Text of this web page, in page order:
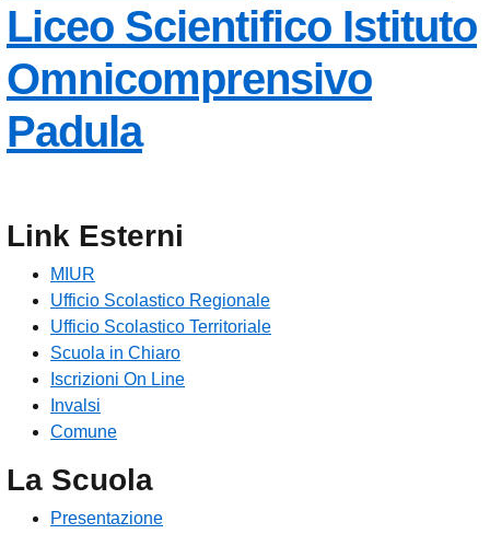
Liceo Scientifico Istituto
Omnicomprensivo
Padula
Link Esterni
MIUR
Ufficio Scolastico Regionale
Ufficio Scolastico Territoriale
Scuola in Chiaro
Iscrizioni On Line
Invalsi
Comune
La Scuola
Presentazione